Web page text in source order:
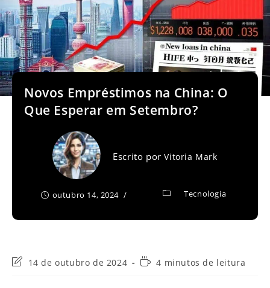
Novos Empréstimos na China: O
Que Esperar em Setembro?
Escrito porVitoria Mark
outubro 14, 2024 Tecnologia
Última14 de outubro de 2024
Tempo4 minutos de leitura